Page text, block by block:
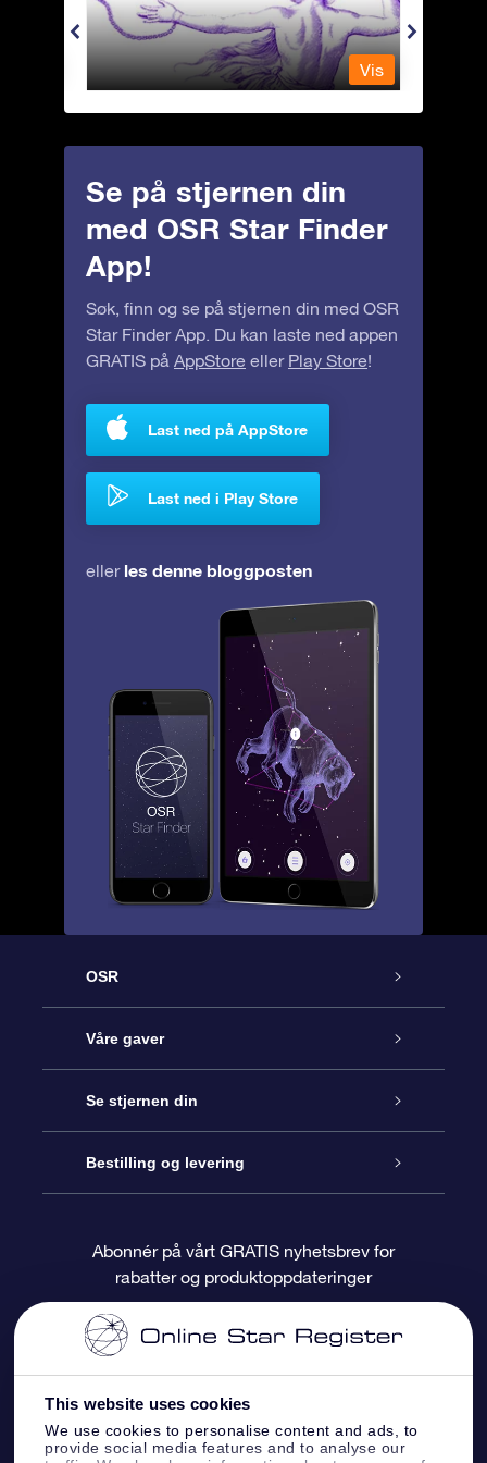
This website uses cookies
We use cookies to personalise content and ads, to
provide social media features and to analyse our
Vis
Se på stjernen din
med OSR Star Finder
App!
Søk, finn og se på stjernen din med OSR
Star Finder App. Du kan laste ned appen
GRATIS på AppStore eller Play Store!
Last ned på AppStore
Last ned i Play Store
eller les denne bloggposten
OSR
Kundeservice
Kontakt oss
Bloggen
Anmeldelser
Våre gaver
Online Stjernegave
OSR Gavepakke
OSR-gavekortet
Bedriftsgaver
Se stjernen din
Star Register
Pesontilpasset stjerneside
One Million Stars
OSR Starsaver
Bestilling og levering
Betalingsinformasjon
Fraktinformasjon
Returpolicy
Abonnér på vårt GRATIS nyhetsbrev for
rabatter og produktoppdateringer